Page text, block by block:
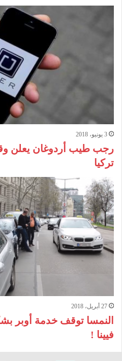
3 يونيو، 2018
رجب طيب أردوغان يعلن
تركيا
27 أبريل، 2018
النمسا توقف خدمة أوبر
فيينا !